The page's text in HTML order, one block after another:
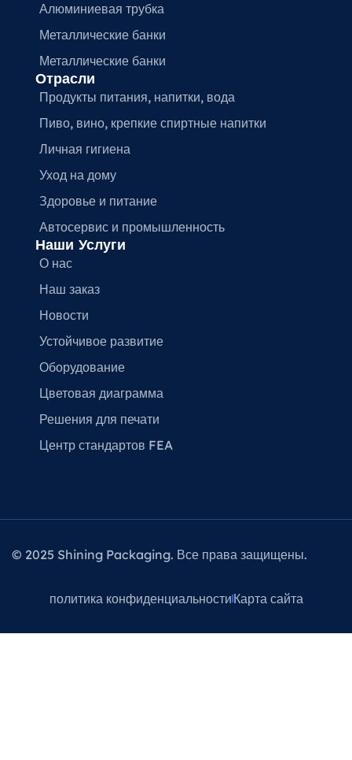
Алюминиевая трубка
Металлические банки
Металлические банки
Отрасли
Продукты питания, напитки, вода
Пиво, вино, крепкие спиртные напитки
Личная гигиена
Уход на дому
Здоровье и питание
Автосервис и промышленность
Наши Услуги
О нас
Наш заказ
Новости
Устойчивое развитие
Оборудование
Цветовая диаграмма
Решения для печати
Центр стандартов FEA
© 2025 Shining Packaging. Все права защищены.
политика конфиденциальностиКарта сайта